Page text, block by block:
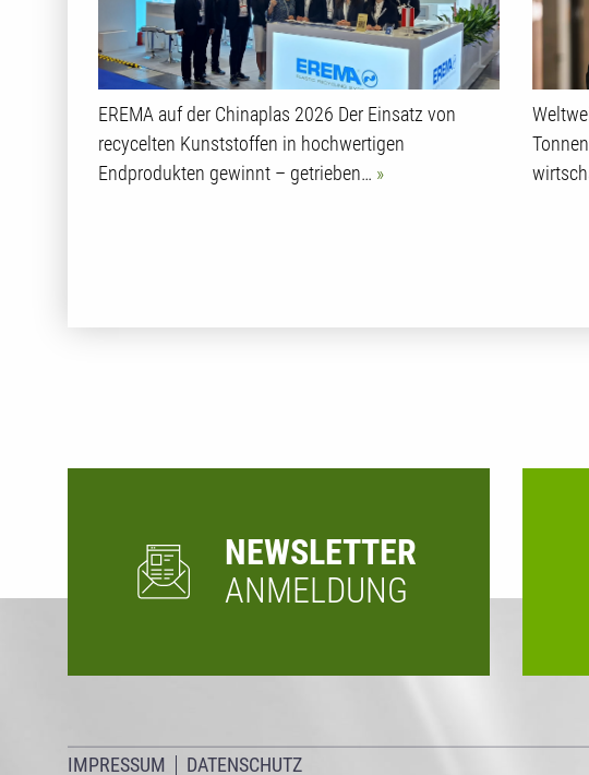
EREMA auf der Chinaplas 2026 Der Einsatz von
recycelten Kunststoffen in hochwertigen
Endprodukten gewinnt – getrieben…
NEWSLETTER
ANMELDUNG
IMPRESSUM DATENSCHUTZ